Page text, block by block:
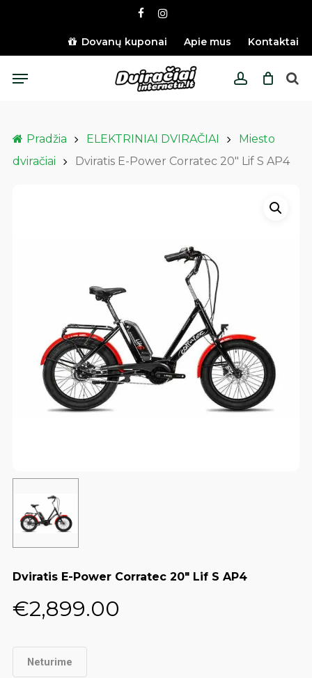
content
facebookinstagram
Dovanų kuponai Apie mus Kontaktai
account
Menu
Pradžia ELEKTRINIAI DVIRAČIAI
Miesto
dviračiai
Dviratis E-Power Corratec 20″ Lif S AP4
Dviratis E-Power Corratec 20″ Lif S AP4
€2,899.00
Neturime